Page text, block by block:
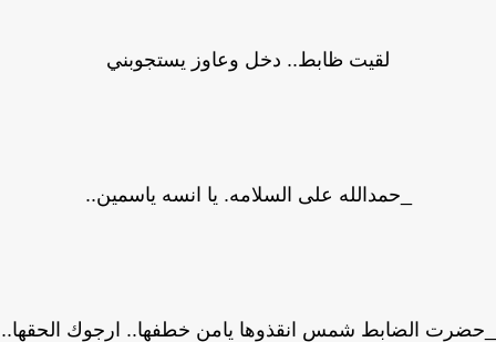
لقيت ظابط.. دخل وعاوز يستجوبني
_حمدالله على السلامه. يا انسه ياسمين..
الضابط شمس انقذوها يامن خطفها.. ارجوك الحقها..